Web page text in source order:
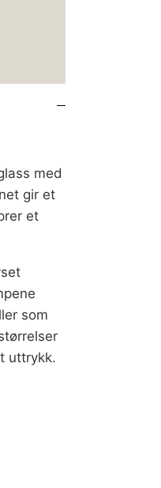
med
gir et
et
som
uttrykk.